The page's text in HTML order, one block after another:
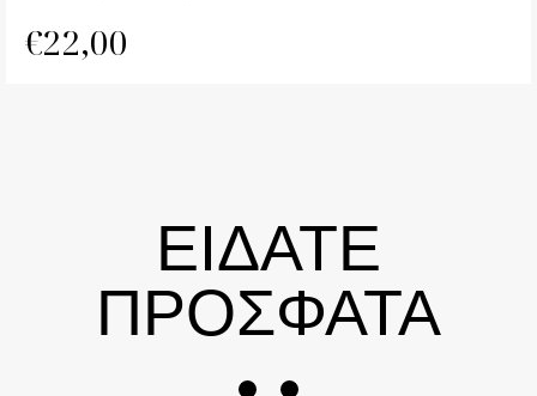
€22,00
ΕΙΔΑΤΕ
ΠΡΟΣΦΑΤΑ